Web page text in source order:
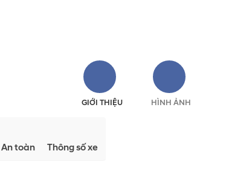
GIỚI THIỆU HÌNH ẢNH
An toàn Thông số xe